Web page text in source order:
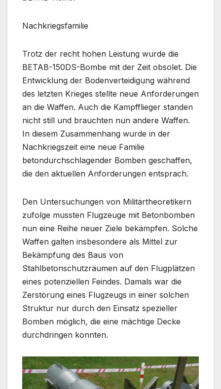
Nachkriegsfamilie
Trotz der recht hohen Leistung wurde die
BETAB-150DS-Bombe mit der Zeit obsolet. Die
Entwicklung der Bodenverteidigung während
des letzten Krieges stellte neue Anforderungen
an die Waffen. Auch die Kampfflieger standen
nicht still und brauchten nun andere Waffen.
In diesem Zusammenhang wurde in der
Nachkriegszeit eine neue Familie
betondurchschlagender Bomben geschaffen,
die den aktuellen Anforderungen entsprach.
Den Untersuchungen von Militärtheoretikern
zufolge mussten Flugzeuge mit Betonbomben
nun eine Reihe neuer Ziele bekämpfen. Solche
Waffen galten insbesondere als Mittel zur
Bekämpfung des Baus von
Stahlbetonschutzräumen auf den Flugplätzen
eines potenziellen Feindes. Damals war die
Zerstörung eines Flugzeugs in einer solchen
Struktur nur durch den Einsatz spezieller
Bomben möglich, die eine mächtige Decke
durchdringen konnten.